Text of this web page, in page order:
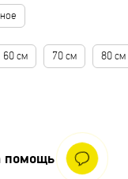
60 см 70 см 80 см
помощь